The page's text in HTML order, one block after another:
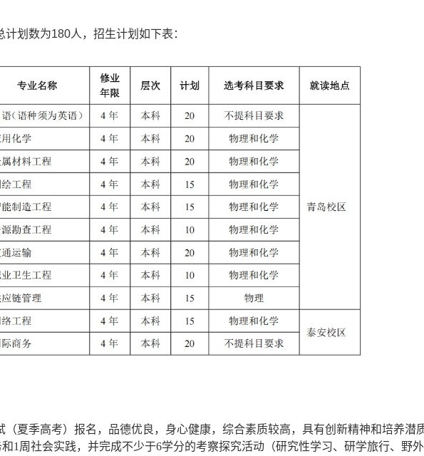
划数为180人，招生计划如下表：
夏季高考）报名，品德优良，身心健康，综合素质较高，具有创新精神和培养潜
1周社会实践，并完成不少于6学分的考察探究活动（研究性学习、研学旅行、野